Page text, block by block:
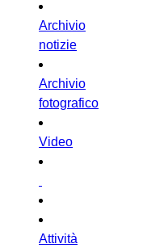
Archivio
notizie
Archivio
fotografico
Video
Attività